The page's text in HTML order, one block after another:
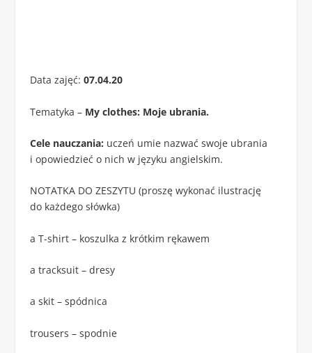
Data zajęć: 07.04.20
Tematyka – My clothes: Moje ubrania.
Cele nauczania: uczeń umie nazwać swoje ubrania
i opowiedzieć o nich w języku angielskim.
NOTATKA DO ZESZYTU (proszę wykonać ilustrację
do każdego słówka)
a T-shirt – koszulka z krótkim rękawem
a tracksuit – dresy
a skit – spódnica
trousers – spodnie